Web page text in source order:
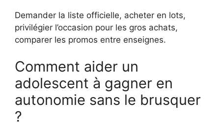
Demander la liste officielle, acheter en lots,
privilégier l’occasion pour les gros achats,
comparer les promos entre enseignes.
Comment aider un
adolescent à gagner en
autonomie sans le brusquer
?